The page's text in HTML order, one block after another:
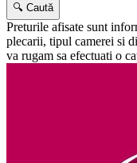
🔍 Caută
Preturile afisate sunt
plecarii, tipul camerei si
va rugam sa efectuati o